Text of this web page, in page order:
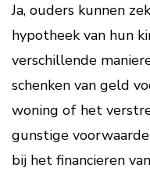
Ja, ouders kunnen
hypotheek van hun
verschillende
schenken van geld
woning of het
gunstige
bij het financieren